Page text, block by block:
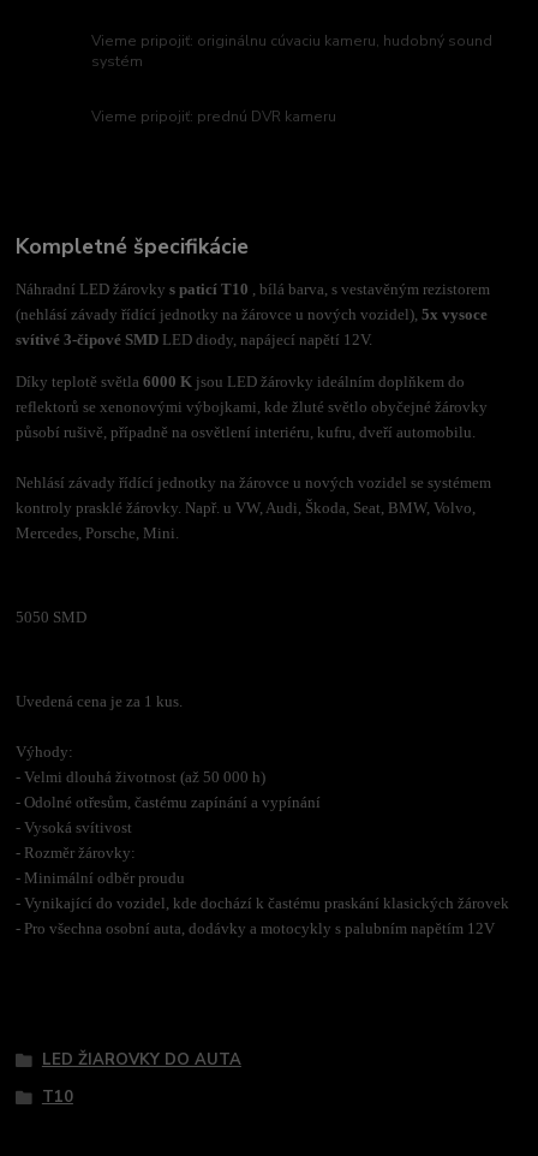
Vieme pripojiť: originálnu cúvaciu kameru, hudobný sound
systém
Vieme pripojiť: prednú DVR kameru
Kompletné špecifikácie
Náhradní LED žárovkys paticí T10 , bílá barva, s vestavěným rezistorem
(nehlásí závady řídící jednotky na žárovce u nových vozidel),5x vysoce
svítivé 3-čipové SMD LED diody, napájecí napětí 12V.
Díky teplotě světla6000 K jsou LED žárovky ideálním doplňkem do
reflektorů se xenonovými výbojkami, kde žluté světlo obyčejné žárovky
působí rušivě, případně na osvětlení interiéru, kufru, dveří automobilu.
Nehlásí závady řídící jednotky na žárovce u nových vozidel se systémem
kontroly prasklé žárovky. Např. u VW, Audi, Škoda, Seat, BMW, Volvo,
Mercedes, Porsche, Mini.
5050 SMD
Uvedená cena je za 1 kus.
Výhody:
- Velmi dlouhá životnost (až 50 000 h)
- Odolné otřesům, častému zapínání a vypínání
- Vysoká svítivost
- Rozměr žárovky:
- Minimální odběr proudu
- Vynikající do vozidel, kde dochází k častému praskání klasických žárovek
- Pro všechna osobní auta, dodávky a motocykly s palubním napětím 12V
LED ŽIAROVKY DO AUTA
T10